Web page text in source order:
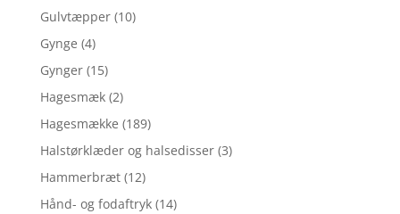
Gulvtæpper (10)
Gynge (4)
Gynger (15)
Hagesmæk (2)
Hagesmække (189)
Halstørklæder og halsedisser (3)
Hammerbræt (12)
Hånd- og fodaftryk (14)